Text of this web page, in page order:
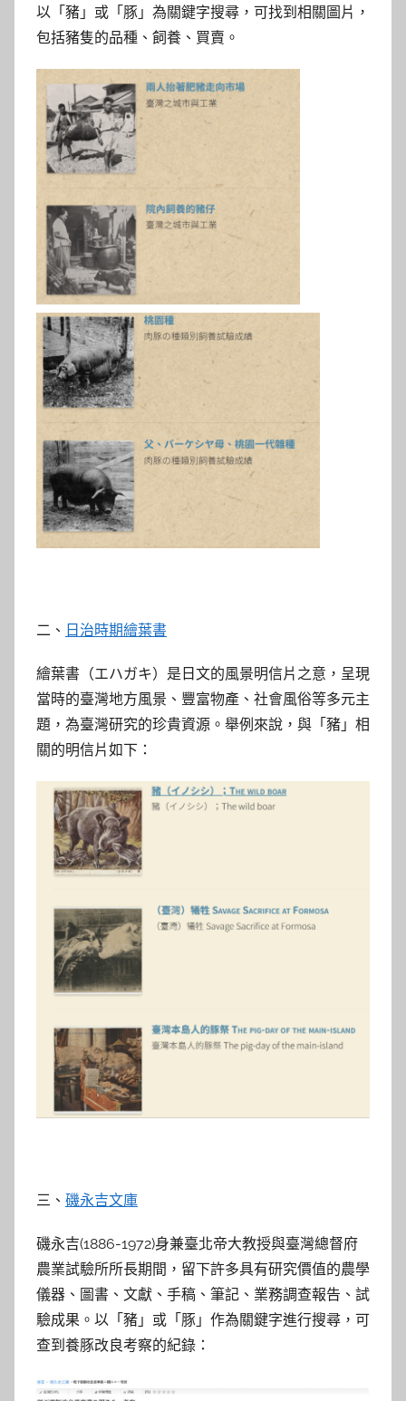
格
以「豬」或「豚」為關鍵字搜尋，可找到相關圖片，
包括豬隻的品種、飼養、買賣。
二、 日治時期繪葉書
繪葉書（エハガキ）是日文的風景明信片之意，呈現
當時的臺灣地方風景、豐富物產、社會風俗等多元主
題，為臺灣研究的珍貴資源。舉例來說，與「豬」相
關的明信片如下：
三、 磯永吉文庫
磯永吉(1886-1972)身兼臺北帝大教授與臺灣總督府
農業試驗所所長期間，留下許多具有研究價值的農學
儀器、圖書、文獻、手稿、筆記、業務調查報告、試
驗成果。以「豬」或「豚」作為關鍵字進行搜尋，可
查到養豚改良考察的紀錄：